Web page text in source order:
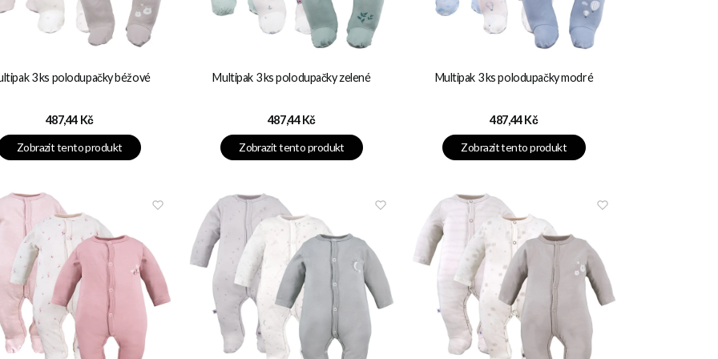
3 ks polodupačky béžové
Cena
487,44 Kč
Zobrazit tento produkt
Multipak 3 ks polodupačky zelené
Cena
487,44 Kč
Zobrazit tento produkt
Multipak 3 ks polodupačky modré
Cena
487,44 Kč
Zobrazit tento produkt